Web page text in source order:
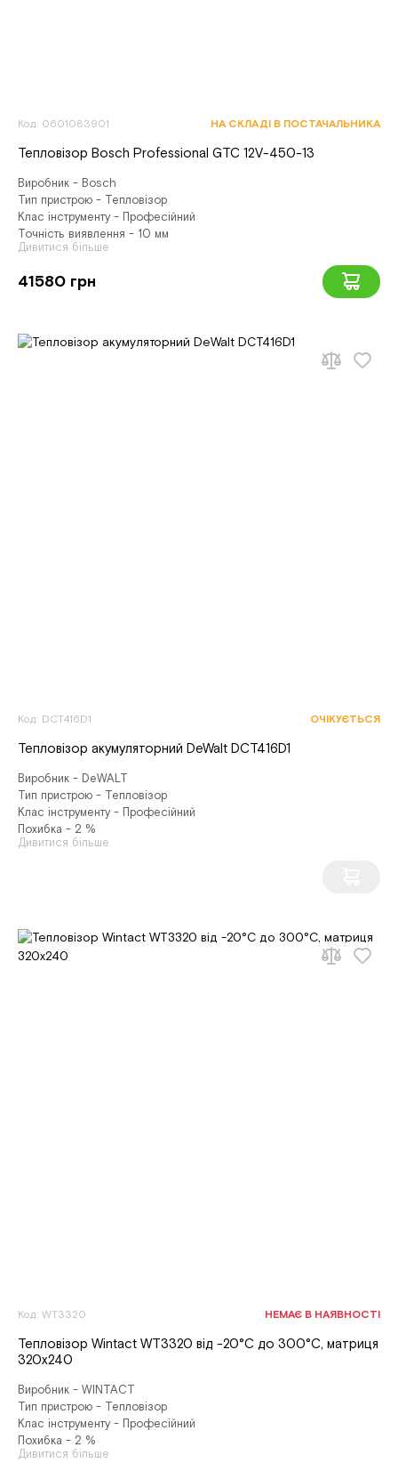
Код: 0601083901 НА СКЛАДІ В ПОСТАЧАЛЬНИКА
Тепловізор Bosch Professional GTC 12V-450-13
Виробник - Bosch
Тип пристрою - Тепловізор
Клас інструменту - Професійний
Точність виявлення - 10 мм
Дивитися більше
41580 грн
Код: DCT416D1 ОЧІКУЄТЬСЯ
Тепловізор акумуляторний DeWalt DCT416D1
Виробник - DeWALT
Тип пристрою - Тепловізор
Клас інструменту - Професійний
Похибка - 2 %
Дивитися більше
Код: WT3320 НЕМАЄ В НАЯВНОСТІ
Тепловізор Wintact WT3320 від -20°С до 300°С, матриця
320х240
Виробник - WINTACT
Тип пристрою - Тепловізор
Клас інструменту - Професійний
Похибка - 2 %
Дивитися більше